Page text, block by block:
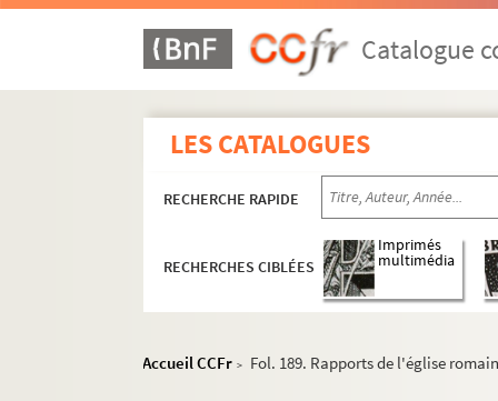
Catalogue
LES CATALOGUES
RECHERCHE RAPIDE
RECHERCHES CIBLÉES
Imprimés
multimédia
Accueil CCFr > Fol. 189. Rapports de l'église